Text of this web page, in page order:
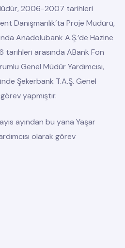
2006-2007 tarihleri
Danışmanlık’ta Proje Müdürü,
Anadolubank A.Ş.’de Hazine
tarihleri arasında ABank Fon
Genel Müdür Yardımcısı,
Şekerbank T.A.Ş. Genel
yapmıştır.
ayından bu yana Yaşar
olarak görev